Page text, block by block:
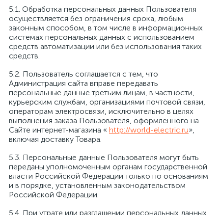
5.1. Обработка персональных данных Пользователя
осуществляется без ограничения срока, любым
законным способом, в том числе в информационных
системах персональных данных с использованием
средств автоматизации или без использования таких
средств.
5.2. Пользователь соглашается с тем, что
Администрация сайта вправе передавать
персональные данные третьим лицам, в частности,
курьерским службам, организациями почтовой связи,
операторам электросвязи, исключительно в целях
выполнения заказа Пользователя, оформленного на
Сайте интернет-магазина « http://world-electric.ru»,
включая доставку Товара.
5.3. Персональные данные Пользователя могут быть
переданы уполномоченным органам государственной
власти Российской Федерации только по основаниям
и в порядке, установленным законодательством
Российской Федерации.
5.4. При утрате или разглашении персональных данных